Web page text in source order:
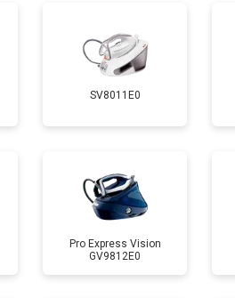
SV8011E0
Pro Express Vision
GV9812E0